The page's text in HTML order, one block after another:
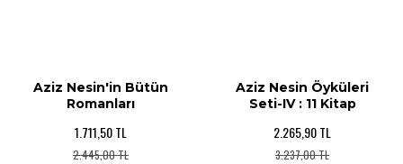
Aziz Nesin'in Bütün
Romanları
1.711,50 TL
2.445,00 TL
Aziz Nesin Öyküleri
Seti-IV : 11 Kitap
2.265,90 TL
3.237,00 TL